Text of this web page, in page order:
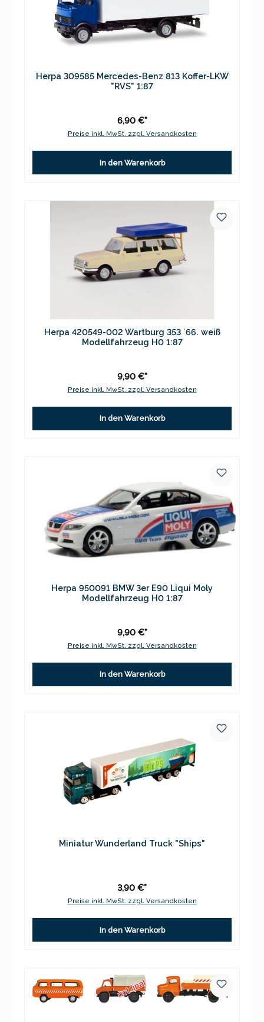
Herpa 309585 Mercedes-Benz 813 Koffer-LKW
"RVS" 1:87
6,90 €*
Preise inkl. MwSt. zzgl. Versandkosten
In den Warenkorb
Herpa 420549-002 Wartburg 353 `66. weiß
Modellfahrzeug H0 1:87
9,90 €*
Preise inkl. MwSt. zzgl. Versandkosten
In den Warenkorb
Herpa 950091 BMW 3er E90 Liqui Moly
Modellfahrzeug H0 1:87
9,90 €*
Preise inkl. MwSt. zzgl. Versandkosten
In den Warenkorb
Miniatur Wunderland Truck "Ships"
3,90 €*
Preise inkl. MwSt. zzgl. Versandkosten
In den Warenkorb